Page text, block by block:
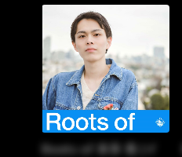
Roots of 本多 秀 (イ